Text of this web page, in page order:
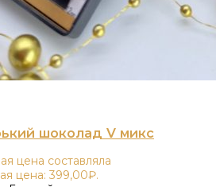
шоколад V микс
цена составляла
цена: 399,00₽.